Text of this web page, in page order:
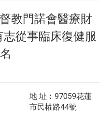
教門諾會醫療財
從事臨床復健服
地 址︰97059花蓮
市民權路44號